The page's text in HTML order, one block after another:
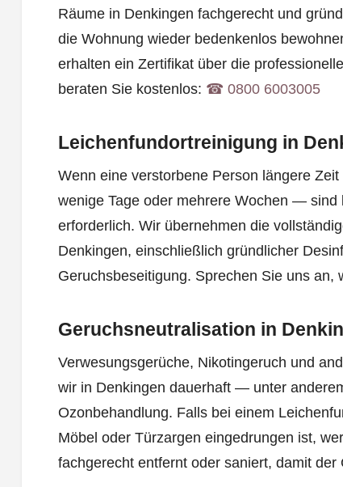
Räume in Denkingen fachgerecht und
die Wohnung wieder bedenkenlos
erhalten ein Zertifikat über die
beraten Sie kostenlos: ☎︎ 0800 6003005
Leichenfundortreinigung in
Wenn eine verstorbene Person längere
wenige Tage oder mehrere Wochen —
erforderlich. Wir übernehmen die
Denkingen, einschließlich gründlicher
Geruchsbeseitigung. Sprechen Sie uns an,
Geruchsneutralisation in
Verwesungsgerüche, Nikotingeruch und
wir in Denkingen dauerhaft — unter
Ozonbehandlung. Falls bei einem
Möbel oder Türzargen eingedrungen ist,
fachgerecht entfernt oder saniert, damit der